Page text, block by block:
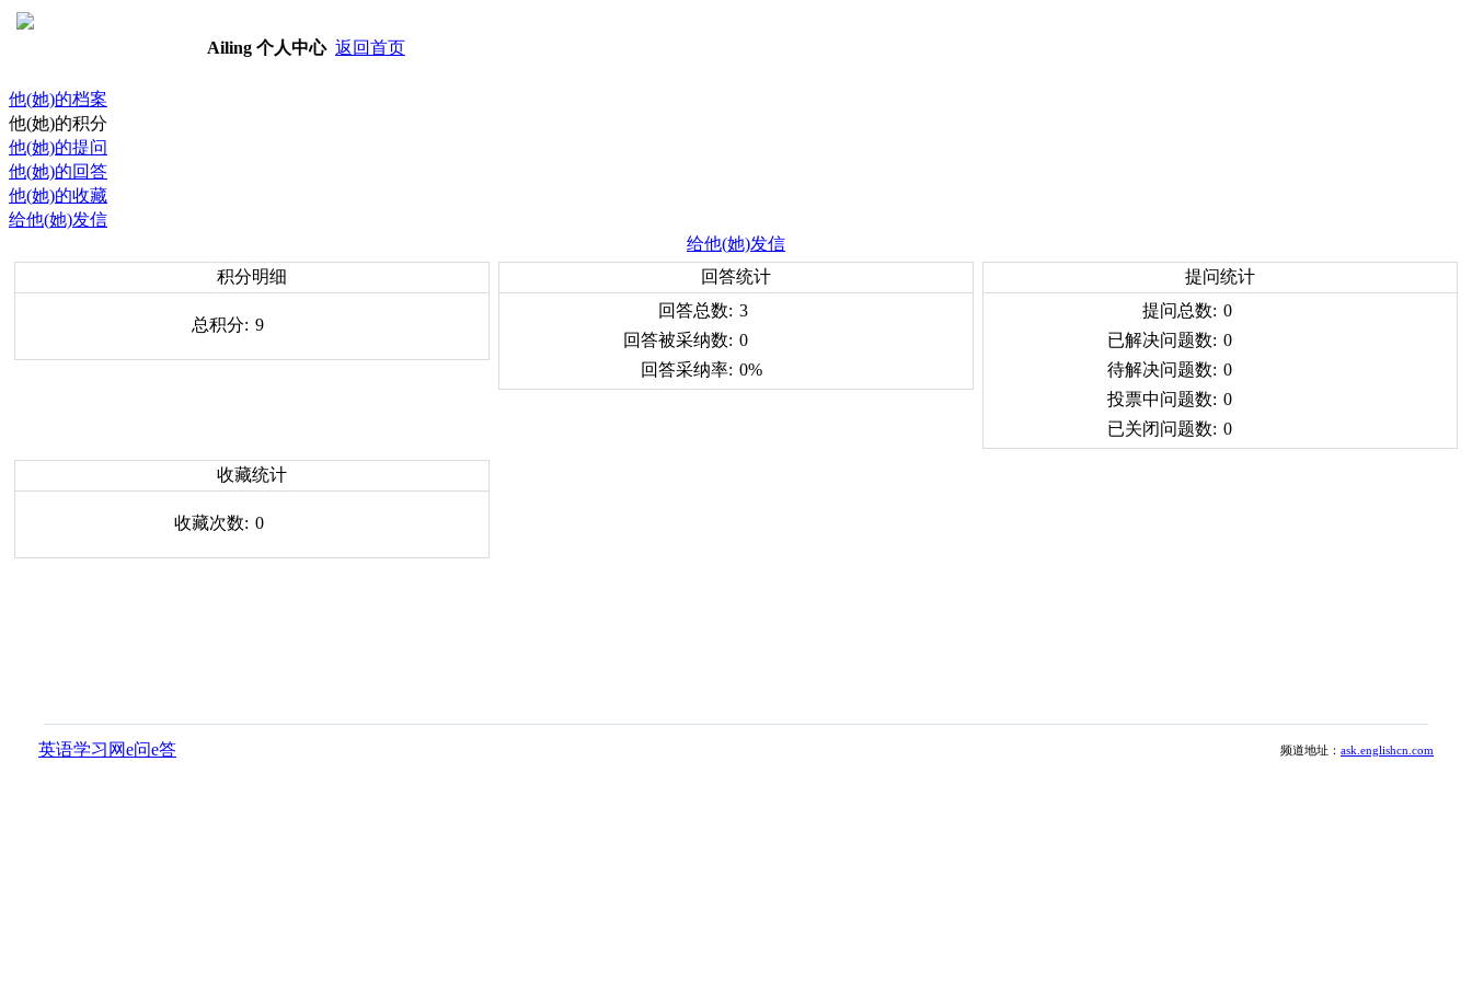
Ailing 个人中心 返回首页
他(她)的档案
他(她)的积分
他(她)的提问
他(她)的回答
他(她)的收藏
给他(她)发信
给他(她)发信
积分明细
总积分: 9
回答统计
回答总数: 3
回答被采纳数: 0
回答采纳率: 0%
提问统计
提问总数: 0
已解决问题数: 0
待解决问题数: 0
投票中问题数: 0
已关闭问题数: 0
收藏统计
收藏次数: 0
英语学习网e问e答 频道地址： ask.englishcn.com